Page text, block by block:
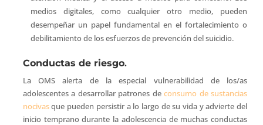
medios digitales, como cualquier otro medio, pueden
desempeñar un papel fundamental en el fortalecimiento o
debilitamiento de los esfuerzos de prevención del suicidio.
Conductas de riesgo.
La OMS alerta de la especial vulnerabilidad de los/as
adolescentes a desarrollar patrones deconsumo de sustancias
nocivasque pueden persistir a lo largo de su vida y advierte del
inicio temprano durante la adolescencia de muchas conductas